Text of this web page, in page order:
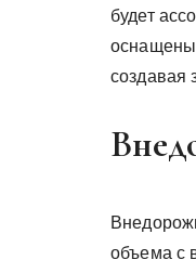
будет
оснащены
создавая
объема с